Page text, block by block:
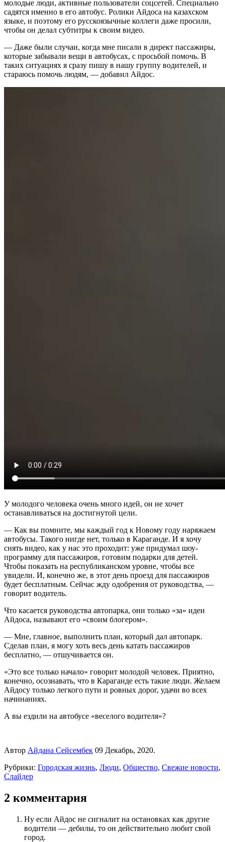
молодые люди, активные пользователи соцсетей. Специально
садятся именно в его автобус. Ролики Айдоса на казахском
языке, и поэтому его русскоязычные коллеги даже просили,
чтобы он делал субтитры к своим видео.
— Даже были случаи, когда мне писали в директ пассажиры,
которые забывали вещи в автобусах, с просьбой помочь. В
таких ситуациях я сразу пишу в нашу группу водителей, и
стараюсь помочь людям, — добавил Айдос.
У молодого человека очень много идей, он не хочет
останавливаться на достигнутой цели.
— Как вы помните, мы каждый год к Новому году наряжаем
автобусы. Такого нигде нет, только в Караганде. И я хочу
снять видео, как у нас это проходит: уже придумал шоу-
программу для пассажиров, готовим подарки для детей.
Чтобы показать на республиканском уровне, чтобы все
увидели. И, конечно же, в этот день проезд для пассажиров
будет бесплатным. Сейчас жду одобрения от руководства, —
говорит водитель.
Что касается руководства автопарка, они только «за» идеи
Айдоса, называют его «своим блогером».
— Мне, главное, выполнить план, который дал автопарк.
Сделав план, я могу хоть весь день катать пассажиров
бесплатно, — отшучивается он.
«Это все только начало» говорит молодой человек. Приятно,
конечно, осознавать, что в Караганде есть такие люди. Желаем
Айдосу только легкого пути и ровных дорог, удачи во всех
начинаниях.
А вы ездили на автобусе «веселого водителя»?
Автор Айдана Сейсембек 09 Декабрь, 2020.
Рубрики: Городская жизнь, Люди, Общество, Свежие новости,
Слайдер
2 комментария
Ну если Айдос не сигналит на остановках как другие
водители — дебилы, то он действительно любит свой
город.